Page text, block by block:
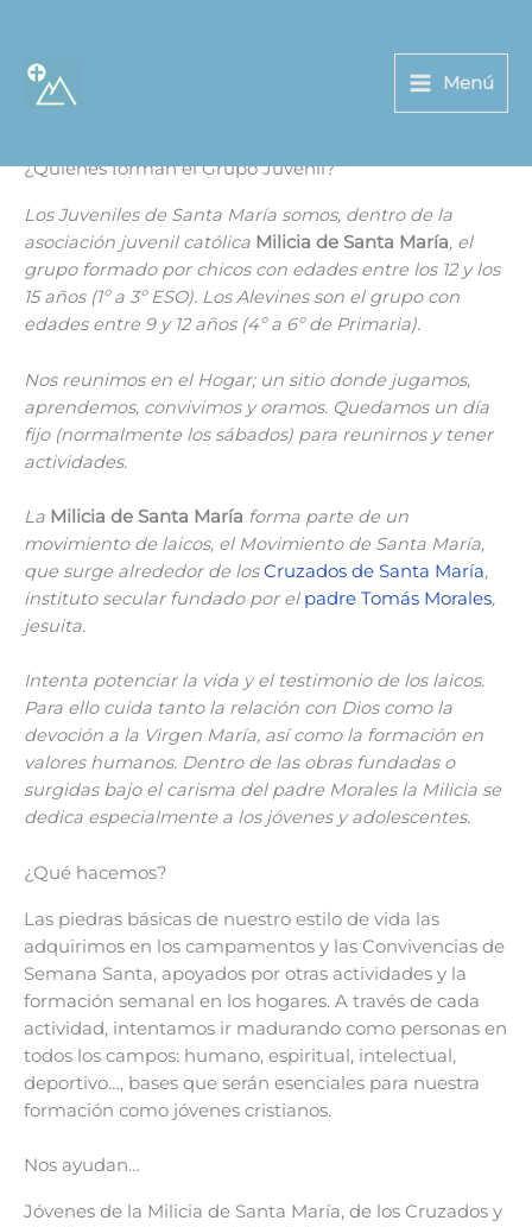
contenido
Menú
¿Quiénes forman el Grupo Juvenil?
Los Juveniles de Santa María somos, dentro de la
asociación juvenil católica Milicia de Santa María, el
grupo formado por chicos con edades entre los 12 y los
15 años (1º a 3º ESO). Los Alevines son el grupo con
edades entre 9 y 12 años (4º a 6º de Primaria).
Nos reunimos en el Hogar; un sitio donde jugamos,
aprendemos, convivimos y oramos. Quedamos un día
fijo (normalmente los sábados) para reunirnos y tener
actividades.
La Milicia de Santa María forma parte de un
movimiento de laicos, el Movimiento de Santa María,
que surge alrededor de losCruzados de Santa María,
instituto secular fundado por el padre Tomás Morales,
jesuita.
Intenta potenciar la vida y el testimonio de los laicos.
Para ello cuida tanto la relación con Dios como la
devoción a la Virgen María, así como la formación en
valores humanos. Dentro de las obras fundadas o
surgidas bajo el carisma del padre Morales la Milicia se
dedica especialmente a los jóvenes y adolescentes.
¿Qué hacemos?
Las piedras básicas de nuestro estilo de vida las
adquirimos en los campamentos y las Convivencias de
Semana Santa, apoyados por otras actividades y la
formación semanal en los hogares. A través de cada
actividad, intentamos ir madurando como personas en
todos los campos: humano, espiritual, intelectual,
deportivo…, bases que serán esenciales para nuestra
formación como jóvenes cristianos.
Nos ayudan…
Jóvenes de la Milicia de Santa María, de los Cruzados y